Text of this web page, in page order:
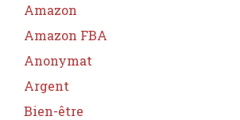
Amazon
Amazon FBA
Anonymat
Argent
Bien-être